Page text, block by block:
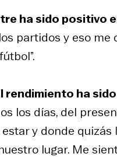
ha sido positivo
partidos y eso me
rendimiento ha
los días, del
y donde
lugar. Me